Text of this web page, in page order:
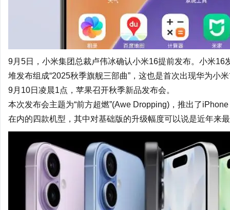
9月5日，小米集团总裁卢伟冰确认小米16提前发布。小米16
堆发布组成“2025秋季旗舰三部曲”，这也是首次出现华为小
9月10日凌晨1点，苹果召开秋季新品发布会。
本次发布会主题为“前方超燃”(Awe Dropping)，推出了
在内的四款机型，其中对基础版的升级幅度可以说是近年来